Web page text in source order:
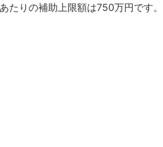
りの補助上限額は750万円です。